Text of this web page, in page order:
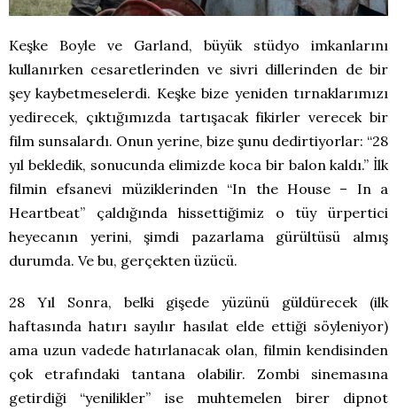
Keşke Boyle ve Garland, büyük stüdyo imkanlarını
kullanırken cesaretlerinden ve sivri dillerinden de bir
şey kaybetmeselerdi. Keşke bize yeniden tırnaklarımızı
yedirecek, çıktığımızda tartışacak fikirler verecek bir
film sunsalardı. Onun yerine, bize şunu dedirtiyorlar: “28
yıl bekledik, sonucunda elimizde koca bir balon kaldı.” İlk
filmin efsanevi müziklerinden “In the House – In a
Heartbeat” çaldığında hissettiğimiz o tüy ürpertici
heyecanın yerini, şimdi pazarlama gürültüsü almış
durumda. Ve bu, gerçekten üzücü.
28 Yıl Sonra, belki gişede yüzünü güldürecek (ilk
haftasında hatırı sayılır hasılat elde ettiği söyleniyor)
ama uzun vadede hatırlanacak olan, filmin kendisinden
çok etrafındaki tantana olabilir. Zombi sinemasına
getirdiği “yenilikler” ise muhtemelen birer dipnot